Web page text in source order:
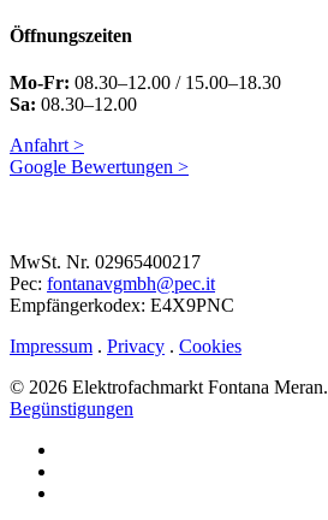
Öffnungszeiten
Mo-Fr: 08.30–12.00 / 15.00–18.30
Sa: 08.30–12.00
Anfahrt >
Google Bewertungen >
MwSt. Nr. 02965400217
Pec: fontanavgmbh@pec.it
Empfängerkodex: E4X9PNC
Impressum . Privacy . Cookies
© 2026 Elektrofachmarkt Fontana Meran.
Begünstigungen